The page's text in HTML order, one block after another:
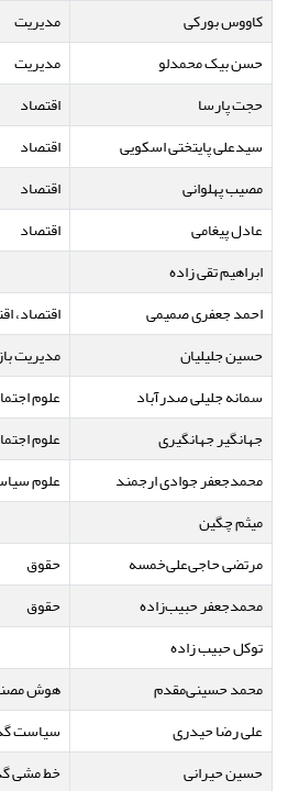
کاووس بورکی
مدیریت
حسن بیک محمدلو
مدیریت
حجت پارسا
اقتصاد
سیدعلی پایتختی اسکویی
اقتصاد
مصیب پهلوانی
اقتصاد
عادل پیغامی
اقتصاد
ابراهیم تقی زاده
احمد جعفری صمیمی
اقتصاد،
حسین جلیلیان
مدیریت
سمانه جلیلی صدرآباد
علوم
جهانگیر جهانگیری
علوم
محمدجعفر جوادی ارجمند
علوم
میثم چگین
مرتضی حاجی‌علی‌خمسه
حقوق
محمدجعفر حبیب‌زاده
حقوق
توکل حبیب زاده
محمد حسینی‌مقدم
هوش
علی رضا حیدری
سیاست
حسین حیرانی
خط مشی